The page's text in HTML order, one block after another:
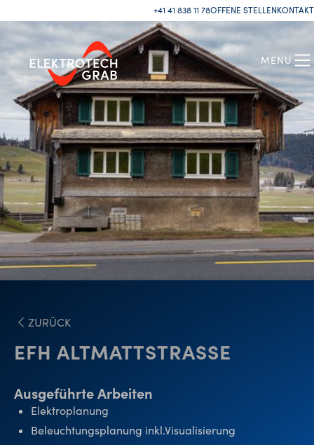
+41 41 838 11 78OFFENE STELLENKONTAKT
MENU
ZURÜCK
EFH ALTMATTSTRASSE
Ausgeführte Arbeiten
Elektroplanung
Beleuchtungsplanung inkl.Visualisierung